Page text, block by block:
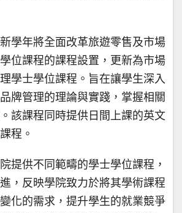
學年將全面改革旅遊零售及市場
位課程的課程設置，更新為市場
學士學位課程。旨在讓學生深入
牌管理的理論與實踐，掌握相關
該課程同時提供日間上課的英文
程。
提供不同範疇的學士學位課程，
，反映學院致力於將其學術課程
化的需求，提升學生的就業競爭